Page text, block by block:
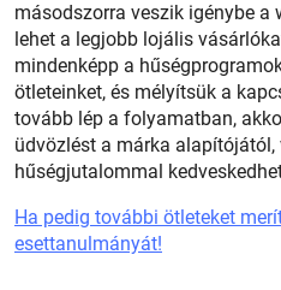
másodszorra veszik igénybe a
lehet a legjobb lojális
mindenképp a
ötleteinket, és mélyítsük a
tovább lép a folyamatban,
üdvözlést a márka alapítójától,
hűségjutalommal
Ha pedig további ötleteket
esettanulmányát!